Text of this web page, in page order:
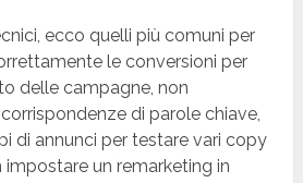
ecco quelli più comuni per
le conversioni per
delle campagne, non
di parole chiave,
di annunci per testare vari copy
un remarketing in